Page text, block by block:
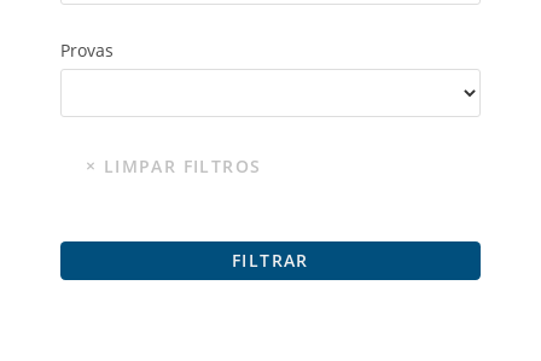
Provas